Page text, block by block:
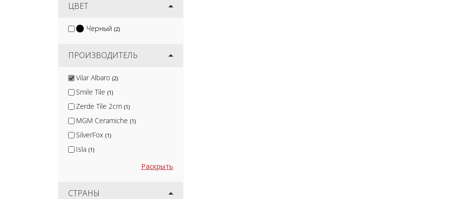
ЦВЕТ
Черный (2)
ПРОИЗВОДИТЕЛЬ
Vilar Albaro (2)
Smile Tile (1)
Zerde Tile 2cm (1)
MGM Ceramiche (1)
SilverFox (1)
Isla (1)
Protiles
Раскрыть
СТРАНЫ